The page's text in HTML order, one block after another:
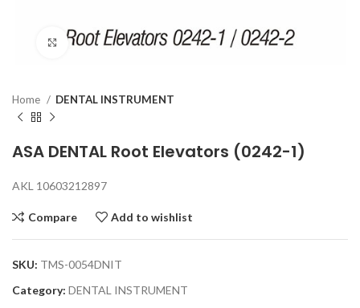
Click to enlarge
Home DENTAL INSTRUMENT
ASA DENTAL Root Elevators (0242-1)
AKL 10603212897
Compare Add to wishlist
SKU: TMS-0054DNIT
Category: DENTAL INSTRUMENT